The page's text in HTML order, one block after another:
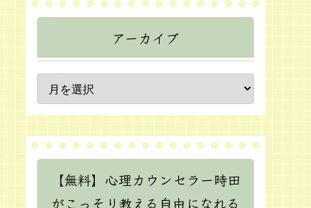
アーカイブ
【無料】心理カウンセラー時田
がこっそり教える自由になれる